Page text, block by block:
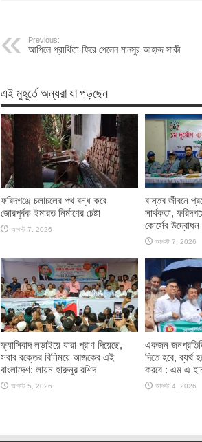
Previous:
আপিলে প্রার্থিতা ফিরে পেলেন মানসুর আহমদ সাকী
এই মুহূর্তে অন্যরা যা পড়ছেন
ফরিদগঞ্জে চলাচলের পথ বন্ধ করে
জোরপূর্বক ইমারত নির্মাণের চেষ্টা
আগস্ট 7, 2026
​বাস্তব জীবনে
সার্থকতা,
কোর্সের উদ্বোধন
আগস্ট 7, 2026
ফ্যাসিবাদ লড়াইয়ে যারা প্রাণ দিয়েছে,
সবার রক্তের বিনিময়ে আজকের এই
বাংলাদেশ: লায়ন হারুনুর রশিদ
আগস্ট 5, 2026
একজন
দিতে হবে, ব্যর্থ
করবে : এম এ
আগস্ট 4, 2026